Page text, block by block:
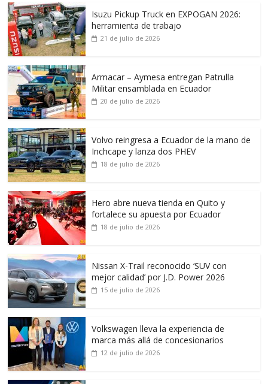
Isuzu Pickup Truck en EXPOGAN 2026:
herramienta de trabajo
21 de julio de 2026
Armacar – Aymesa entregan Patrulla
Militar ensamblada en Ecuador
20 de julio de 2026
Volvo reingresa a Ecuador de la mano de
Inchcape y lanza dos PHEV
18 de julio de 2026
Hero abre nueva tienda en Quito y
fortalece su apuesta por Ecuador
18 de julio de 2026
Nissan X-Trail reconocido ‘SUV con
mejor calidad’ por J.D. Power 2026
15 de julio de 2026
Volkswagen lleva la experiencia de
marca más allá de concesionarios
12 de julio de 2026